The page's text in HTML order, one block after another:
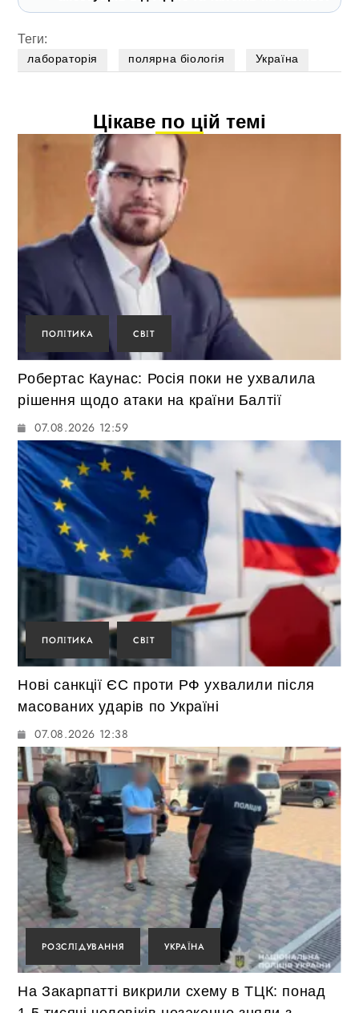
Теги:
лабораторія полярна біологія Україна
Цікаве по цій темі
ПОЛІТИКА СВІТ
Робертас Каунас: Росія поки не ухвалила
рішення щодо атаки на країни Балтії
07.08.2026 12:59
ПОЛІТИКА СВІТ
Нові санкції ЄС проти РФ ухвалили після
масованих ударів по Україні
07.08.2026 12:38
РОЗСЛІДУВАННЯ УКРАЇНА
На Закарпатті викрили схему в ТЦК: понад